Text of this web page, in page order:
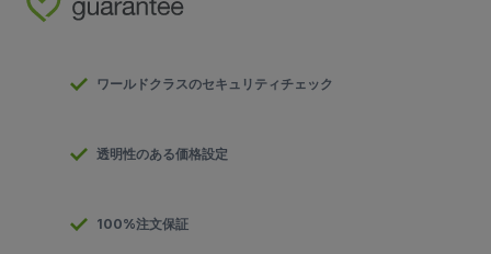
ワールドクラスのセキュリティチェック
透明性のある価格設定
100%注文保証